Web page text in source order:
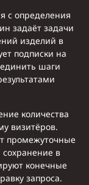
с определения
задаёт задачи
изделий в
подписки на
шаги
количества
визитёров.
промежуточные
в
конечные
запроса.